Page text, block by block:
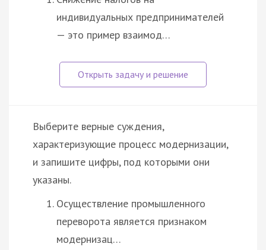
индивидуальных предпринимателей
— это пример взаимод…
Выберите верные суждения,
характеризующие процесс модернизации,
и запишите цифры, под которыми они
указаны.
Осуществление промышленного
переворота является признаком
модернизац…